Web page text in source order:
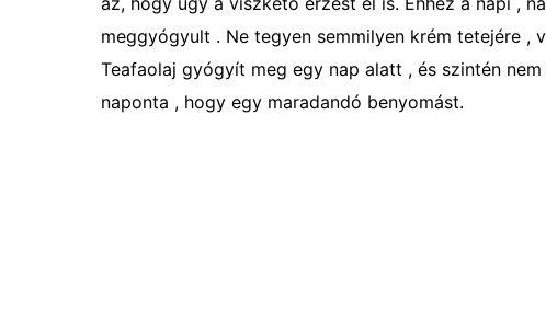
meggyógyult . Ne tegyen semmilyen krém tetejére ,
Teafaolaj gyógyít meg egy nap alatt , és szintén
naponta , hogy egy maradandó benyomást.